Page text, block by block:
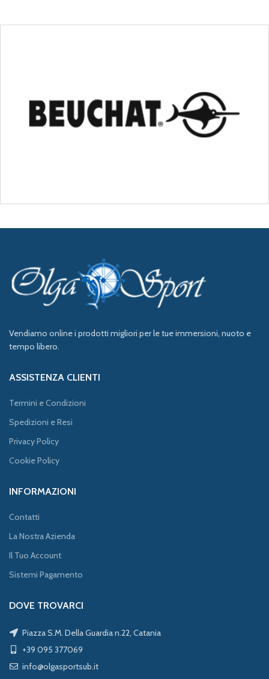
Vendiamo online i prodotti migliori per le tue immersioni, nuoto e
tempo libero.
ASSISTENZA CLIENTI
Termini e Condizioni
Spedizioni e Resi
Privacy Policy
Cookie Policy
INFORMAZIONI
Contatti
La Nostra Azienda
Il Tuo Account
Sistemi Pagamento
DOVE TROVARCI
Piazza S.M. Della Guardia n.22, Catania
+39 095 377069
info@olgasportsub.it